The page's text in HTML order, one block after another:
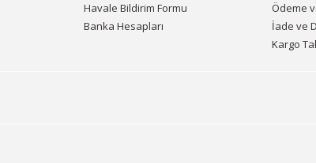
Havale Bildirim Formu
Banka Hesapları
Ödeme
İade ve
Kargo